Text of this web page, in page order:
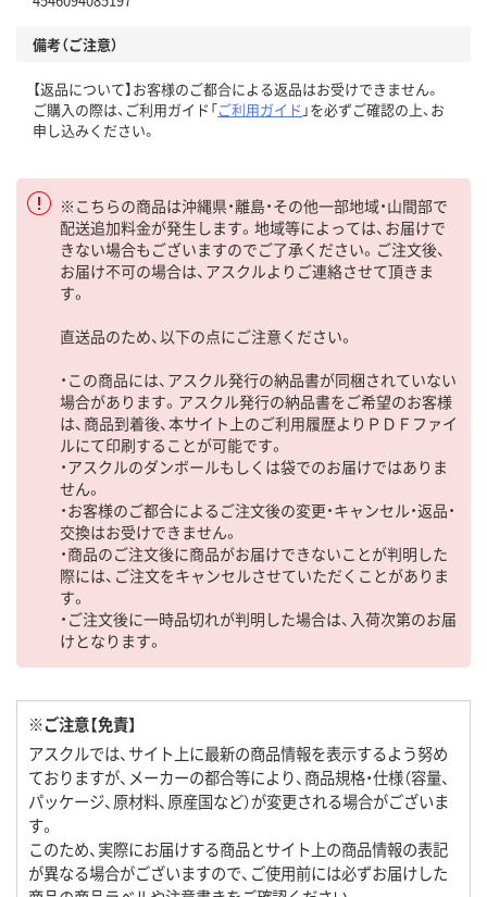
備考（ご注意）
【返品について】お客様のご都合による返品はお受けできません。
ご購入の際は、ご利用ガイド「ご利用ガイド 」を必ずご確認の上、お
申し込みください。
※こちらの商品は沖縄県・離島・その他一部地域・山間部で
配送追加料金が発生します。地域等によっては、お届けで
きない場合もございますのでご了承ください。ご注文後、
お届け不可の場合は、アスクルよりご連絡させて頂きま
す。
直送品のため、以下の点にご注意ください。
・この商品には、アスクル発行の納品書が同梱されていない
場合があります。アスクル発行の納品書をご希望のお客様
は、商品到着後、本サイト上のご利用履歴よりＰＤＦファイ
ルにて印刷することが可能です。
・アスクルのダンボールもしくは袋でのお届けではありま
せん。
・お客様のご都合によるご注文後の変更・キャンセル・返品・
交換はお受けできません。
・商品のご注文後に商品がお届けできないことが判明した
際には、ご注文をキャンセルさせていただくことがありま
す。
・ご注文後に一時品切れが判明した場合は、入荷次第のお届
けとなります。
※ご注意【免責】
アスクルでは、サイト上に最新の商品情報を表示するよう努め
ておりますが、メーカーの都合等により、商品規格・仕様（容量、
パッケージ、原材料、原産国など）が変更される場合がございま
す。
このため、実際にお届けする商品とサイト上の商品情報の表記
が異なる場合がございますので、ご使用前には必ずお届けした